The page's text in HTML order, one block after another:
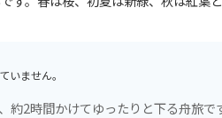
ません。
2時間かけてゆったりと下る舟旅で